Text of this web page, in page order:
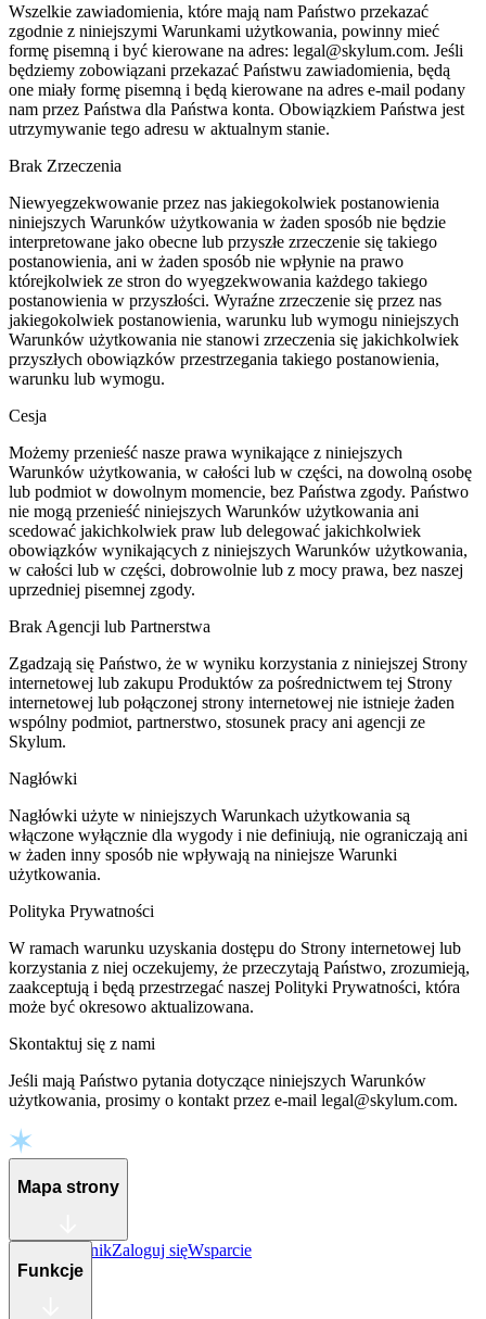
Wszelkie zawiadomienia, które mają nam Państwo przekazać
zgodnie z niniejszymi Warunkami użytkowania, powinny mieć
formę pisemną i być kierowane na adres: legal@skylum.com. Jeśli
będziemy zobowiązani przekazać Państwu zawiadomienia, będą
one miały formę pisemną i będą kierowane na adres e-mail podany
nam przez Państwa dla Państwa konta. Obowiązkiem Państwa jest
utrzymywanie tego adresu w aktualnym stanie.
Brak Zrzeczenia
Niewyegzekwowanie przez nas jakiegokolwiek postanowienia
niniejszych Warunków użytkowania w żaden sposób nie będzie
interpretowane jako obecne lub przyszłe zrzeczenie się takiego
postanowienia, ani w żaden sposób nie wpłynie na prawo
którejkolwiek ze stron do wyegzekwowania każdego takiego
postanowienia w przyszłości. Wyraźne zrzeczenie się przez nas
jakiegokolwiek postanowienia, warunku lub wymogu niniejszych
Warunków użytkowania nie stanowi zrzeczenia się jakichkolwiek
przyszłych obowiązków przestrzegania takiego postanowienia,
warunku lub wymogu.
Cesja
Możemy przenieść nasze prawa wynikające z niniejszych
Warunków użytkowania, w całości lub w części, na dowolną osobę
lub podmiot w dowolnym momencie, bez Państwa zgody. Państwo
nie mogą przenieść niniejszych Warunków użytkowania ani
scedować jakichkolwiek praw lub delegować jakichkolwiek
obowiązków wynikających z niniejszych Warunków użytkowania,
w całości lub w części, dobrowolnie lub z mocy prawa, bez naszej
uprzedniej pisemnej zgody.
Brak Agencji lub Partnerstwa
Zgadzają się Państwo, że w wyniku korzystania z niniejszej Strony
internetowej lub zakupu Produktów za pośrednictwem tej Strony
internetowej lub połączonej strony internetowej nie istnieje żaden
wspólny podmiot, partnerstwo, stosunek pracy ani agencji ze
Skylum.
Nagłówki
Nagłówki użyte w niniejszych Warunkach użytkowania są
włączone wyłącznie dla wygody i nie definiują, nie ograniczają ani
w żaden inny sposób nie wpływają na niniejsze Warunki
użytkowania.
Polityka Prywatności
W ramach warunku uzyskania dostępu do Strony internetowej lub
korzystania z niej oczekujemy, że przeczytają Państwo, zrozumieją,
zaakceptują i będą przestrzegać naszej Polityki Prywatności, która
może być okresowo aktualizowana.
Skontaktuj się z nami
Jeśli mają Państwo pytania dotyczące niniejszych Warunków
użytkowania, prosimy o kontakt przez e-mail legal@skylum.com.
Mapa strony
Zmiany CennikZaloguj sięWsparcie
Funkcje